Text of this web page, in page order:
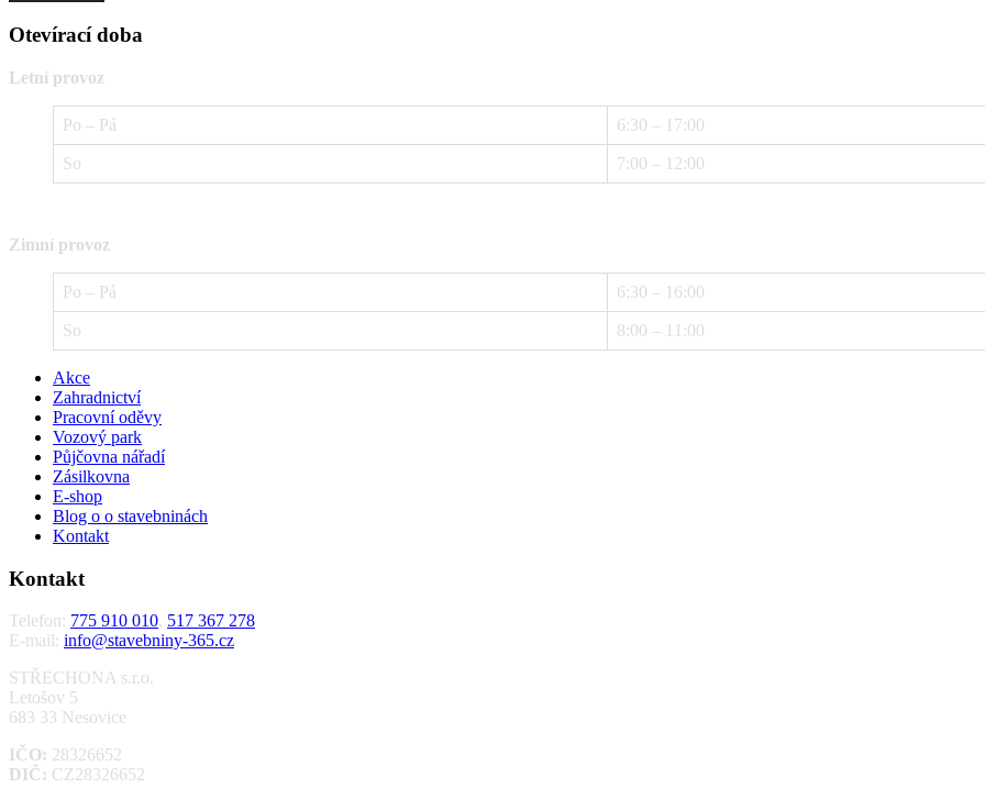
Otevírací doba
Letní provoz
Po – Pá 6:30 – 17:00
So 7:00 – 12:00
Zimní provoz
Po – Pá 6:30 – 16:00
So 8:00 – 11:00
Akce
Zahradnictví
Pracovní oděvy
Vozový park
Půjčovna nářadí
Zásilkovna
E-shop
Blog o o stavebninách
Kontakt
Kontakt
Telefon: 775 910 010, 517 367 278
E-mail: info@stavebniny-365.cz
STŘECHONA s.r.o.
Letošov 5
683 33 Nesovice
IČO: 28326652
DIČ: CZ28326652